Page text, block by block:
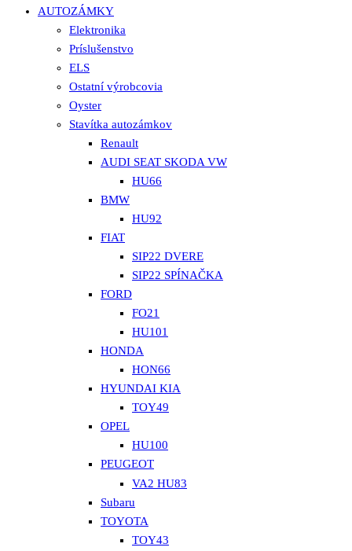
AUTOZÁMKY
Elektronika
Príslušenstvo
ELS
Ostatní výrobcovia
Oyster
Stavítka autozámkov
Renault
AUDI SEAT SKODA VW
HU66
BMW
HU92
FIAT
SIP22 DVERE
SIP22 SPÍNAČKA
FORD
FO21
HU101
HONDA
HON66
HYUNDAI KIA
TOY49
OPEL
HU100
PEUGEOT
VA2 HU83
Subaru
TOYOTA
TOY43